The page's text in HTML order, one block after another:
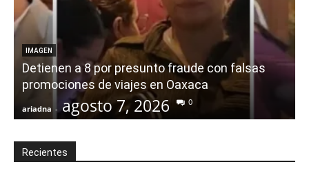
IMAGEN
Detienen a 8 por presunto fraude con falsas
promociones de viajes en Oaxaca
ariadna - agosto 7, 2026 0
Recientes